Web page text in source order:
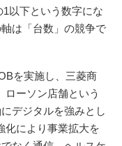
以下という数字にな
は「台数」の競争で
を実施し、三菱商
ーソン店舗という
デジタルを強みとし
化により事業拡大を